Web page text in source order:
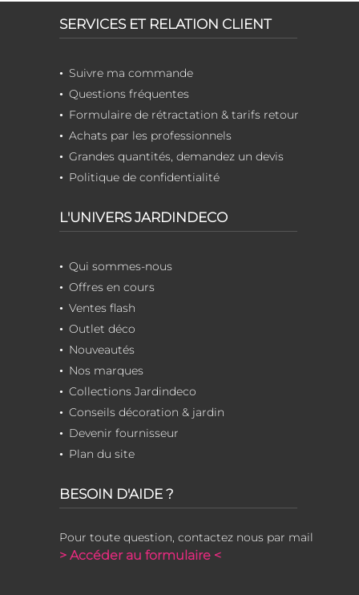
SERVICES ET RELATION CLIENT
Suivre ma commande
Questions fréquentes
Formulaire de rétractation & tarifs retour
Achats par les professionnels
Grandes quantités, demandez un devis
Politique de confidentialité
L'UNIVERS JARDINDECO
Qui sommes-nous
Offres en cours
Ventes flash
Outlet déco
Nouveautés
Nos marques
Collections Jardindeco
Conseils décoration & jardin
Devenir fournisseur
Plan du site
BESOIN D'AIDE ?
Pour toute question, contactez nous par mail
> Accéder au formulaire <